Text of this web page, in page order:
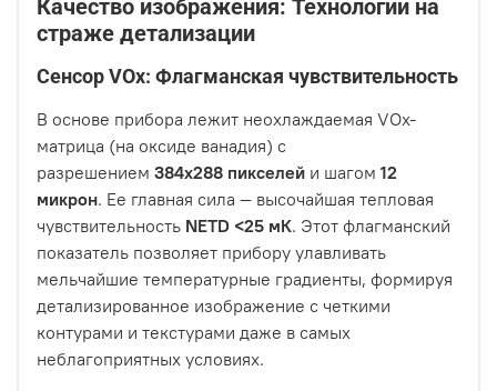
Качество изображения: Технологии на
страже детализации
Сенсор VOx: Флагманская чувствительность
В основе прибора лежит неохлаждаемая VOx-
матрица (на оксиде ванадия) с
разрешением 384x288 пикселей и шагом 12
микрон. Ее главная сила — высочайшая тепловая
чувствительность NETD <25 мК. Этот флагманский
показатель позволяет прибору улавливать
мельчайшие температурные градиенты, формируя
детализированное изображение с четкими
контурами и текстурами даже в самых
неблагоприятных условиях.